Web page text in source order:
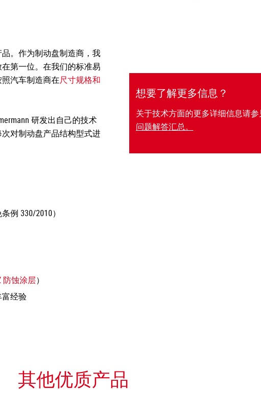
。作为制动盘制造商，我
第一位。在我们的标准易
汽车制造商在尺寸规格和
研发出自己的技术
对制动盘产品结构型式进
例 330/2010）
防蚀涂层）
经验
想要了解更多信息？
关于技术方面的更多详细信息请
问题解答汇总。
其他优质产品